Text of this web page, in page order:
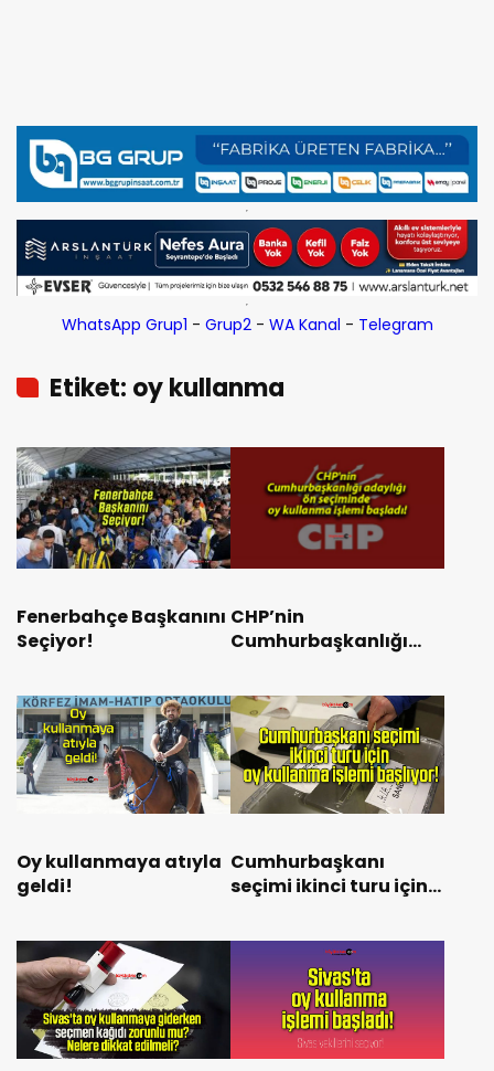
WhatsApp Grup1 - Grup2- WA Kanal - Telegram
Etiket: oy kullanma
Fenerbahçe Başkanını
Seçiyor!
CHP’nin
Cumhurbaşkanlığı
oy kullanma işlemi
başladı!
Oy kullanmaya atıyla
geldi!
Cumhurbaşkanı
seçimi ikinci turu için
başlıyor!